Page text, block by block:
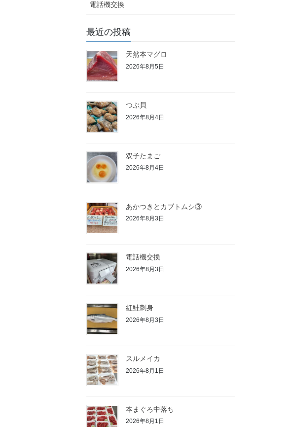
電話機交換
最近の投稿
天然本マグロ
2026年8月5日
つぶ貝
2026年8月4日
双子たまご
2026年8月4日
あかつきとカブトムシ③
2026年8月3日
電話機交換
2026年8月3日
紅鮭刺身
2026年8月3日
スルメイカ
2026年8月1日
本まぐろ中落ち
2026年8月1日